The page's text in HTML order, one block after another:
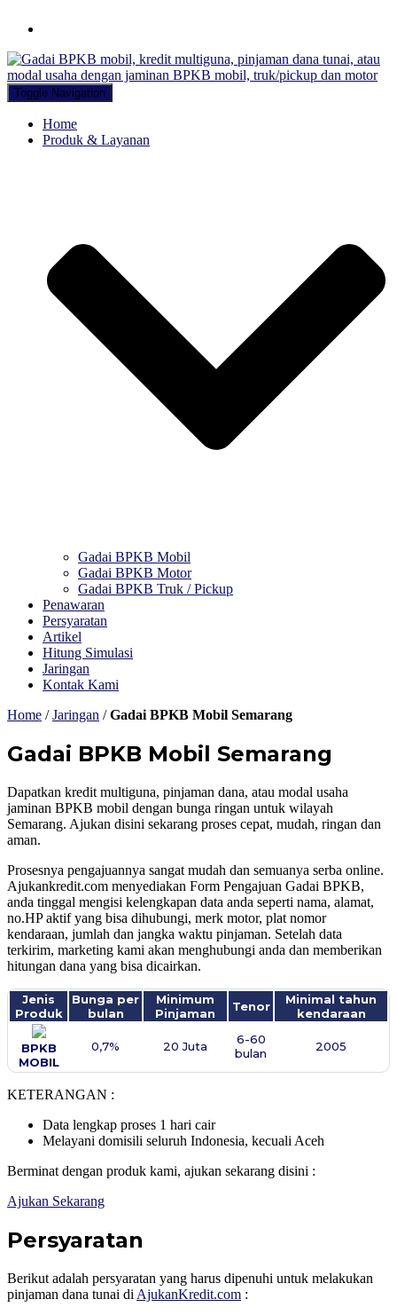
Toggle Navigation
Home
Produk & Layanan
Gadai BPKB Mobil
Gadai BPKB Motor
Gadai BPKB Truk / Pickup
Penawaran
Persyaratan
Artikel
Hitung Simulasi
Jaringan
Kontak Kami
Home /Jaringan /Gadai BPKB Mobil Semarang
Gadai BPKB Mobil Semarang
Dapatkan kredit multiguna, pinjaman dana, atau modal usaha
jaminan BPKB mobil dengan bunga ringan untuk wilayah
Semarang. Ajukan disini sekarang proses cepat, mudah, ringan dan
aman.
Prosesnya pengajuannya sangat mudah dan semuanya serba online.
Ajukankredit.com menyediakan Form Pengajuan Gadai BPKB,
anda tinggal mengisi kelengkapan data anda seperti nama, alamat,
no.HP aktif yang bisa dihubungi, merk motor, plat nomor
kendaraan, jumlah dan jangka waktu pinjaman. Setelah data
terkirim, marketing kami akan menghubungi anda dan memberikan
hitungan dana yang bisa dicairkan.
Jenis
Produk
Bunga per
bulan
Minimum
Pinjaman
Tenor
Minimal tahun
kendaraan
BPKB
MOBIL
0,7% 20 Juta
6-60
bulan
2005
KETERANGAN :
Data lengkap proses 1 hari cair
Melayani domisili seluruh Indonesia, kecuali Aceh
Berminat dengan produk kami, ajukan sekarang disini :
Ajukan Sekarang
Persyaratan
Berikut adalah persyaratan yang harus dipenuhi untuk melakukan
pinjaman dana tunai di AjukanKredit.com :